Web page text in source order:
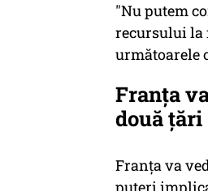
"Nu putem
recursului la
următoarele
Franța
două țări
Franţa va
puteri